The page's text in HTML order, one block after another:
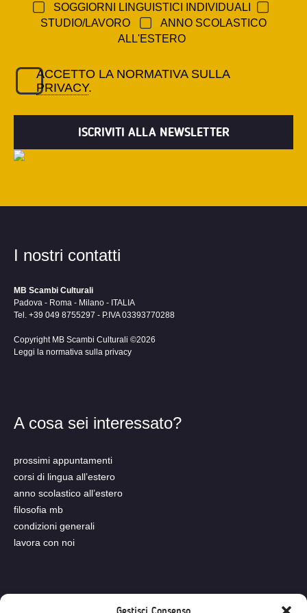
SOGGIORNI LINGUISTICI INDIVIDUALI
STUDIO/LAVORO
ANNO SCOLASTICO
ALL'ESTERO
ACCETTO LA NORMATIVA SULLA
PRIVACY.
I nostri contatti
MB Scambi Culturali
Padova - Roma - Milano - ITALIA
Tel. +39 049 8755297 - P.IVA 03393770288
Copyright MB Scambi Culturali ©2026
Leggi la normativa sulla privacy
A cosa sei interessato?
prossimi appuntamenti
corsi di lingua all’estero
anno scolastico all’estero
filosofia mb
condizioni generali
lavora con noi